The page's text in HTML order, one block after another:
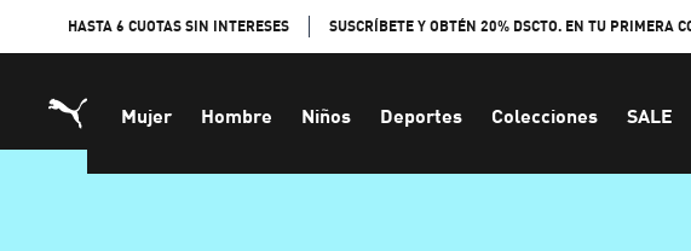
HASTA 6 CUOTAS SIN INTERESES SUSCRÍBETE Y OBTÉN 20% DSCTO. EN TU PRIMERA
Mujer Hombre Niños Deportes Colecciones SALE